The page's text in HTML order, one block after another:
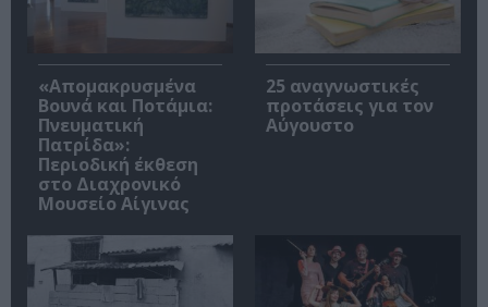
«Απομακρυσμένα
Βουνά και Ποτάμια:
Πνευματική
Πατρίδα»:
Περιοδική έκθεση
στο Διαχρονικό
Μουσείο Αίγινας
25 αναγνωστικές
προτάσεις για τον
Αύγουστο